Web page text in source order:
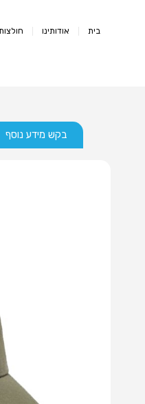
בית אודותינו
בקש מידע נוסף